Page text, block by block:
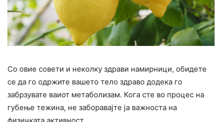
Со овие совети и неколку здрави намирници, обидете
се да го одржите вашето тело здраво додека го
забрзувате ваиот метаболизам. Кога сте во процес на
губење тежина, не заборавајте ја важноста на
физичката активност.